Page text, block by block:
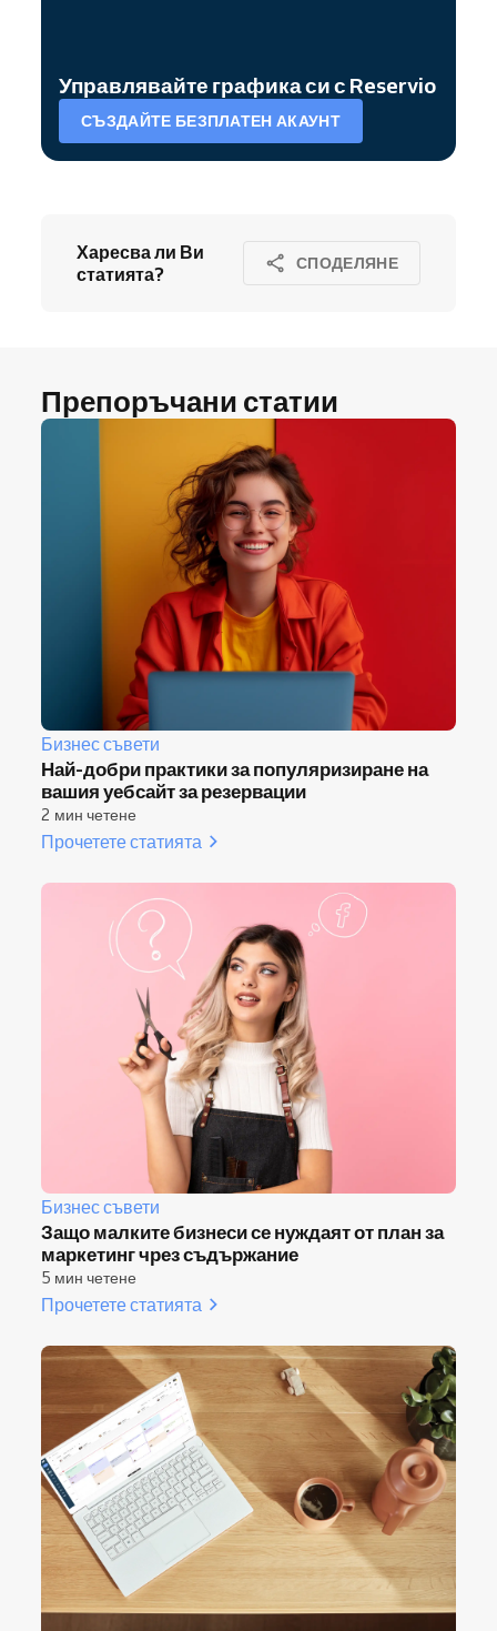
Управлявайте графика си с Reservio
СЪЗДАЙТЕ БЕЗПЛАТЕН АКАУНТ
Харесва ли Ви
статията?
СПОДЕЛЯНЕ
Препоръчани статии
Бизнес съвети
Най-добри практики за популяризиране на
вашия уебсайт за резервации
2 мин четене
Прочетете статията
Бизнес съвети
Защо малките бизнеси се нуждаят от план за
маркетинг чрез съдържание
5 мин четене
Прочетете статията